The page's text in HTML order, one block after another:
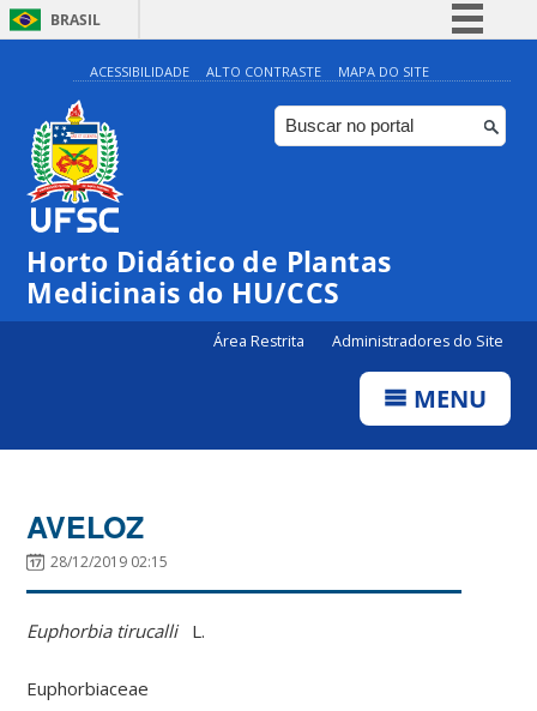
BRASIL
Simplifique!
Comunica BR
Participe
Canais
ACESSIBILIDADE ALTO CONTRASTE MAPA DO SITE
Horto Didático de Plantas
Medicinais do HU/CCS
Área Restrita Administradores do Site
MENU
AVELOZ
28/12/2019 02:15
Euphorbia tirucalli L.
Euphorbiaceae